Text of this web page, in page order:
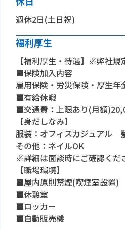
週休2日(土日祝)
福利厚生
【福利厚生・待遇】※弊社規
■保険加入内容
雇用保険・労災保険・厚生年
■有給休暇
■交通費：上限あり(月額
【身だしなみ】
服装：オフィスカジュアル
その他：ネイルOK
※詳細は面談時にご確認くだ
【職場環境】
■屋内原則禁煙(喫煙室設置)
■休憩室
■ロッカー
■自動販売機